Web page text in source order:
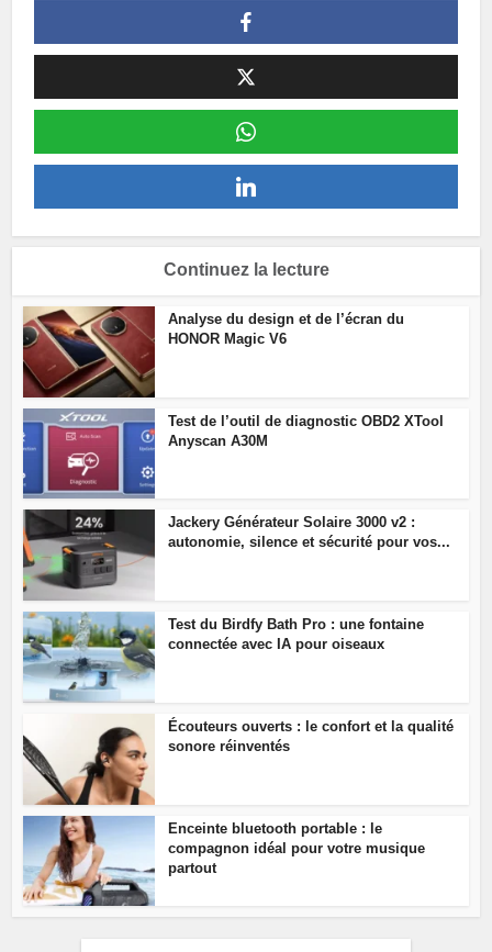
Continuez la lecture
Analyse du design et de l’écran du
HONOR Magic V6
Test de l’outil de diagnostic OBD2 XTool
Anyscan A30M
Jackery Générateur Solaire 3000 v2 :
autonomie, silence et sécurité pour vos...
Test du Birdfy Bath Pro : une fontaine
connectée avec IA pour oiseaux
Écouteurs ouverts : le confort et la qualité
sonore réinventés
Enceinte bluetooth portable : le
compagnon idéal pour votre musique
partout